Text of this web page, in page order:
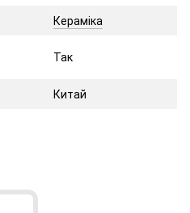
Кераміка
Так
Китай